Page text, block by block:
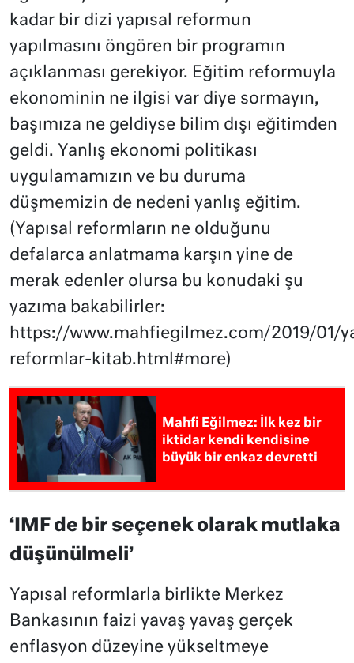
kadar bir dizi yapısal reformun
yapılmasını öngören bir programın
açıklanması gerekiyor. Eğitim reformuyla
ekonominin ne ilgisi var diye sormayın,
başımıza ne geldiyse bilim dışı eğitimden
geldi. Yanlış ekonomi politikası
uygulamamızın ve bu duruma
düşmemizin de nedeni yanlış eğitim.
(Yapısal reformların ne olduğunu
defalarca anlatmama karşın yine de
merak edenler olursa bu konudaki şu
yazıma bakabilirler:
https://www.mahfiegilmez.com/2019/01/
reformlar-kitab.html#more)
Mahfi Eğilmez: İlk kez bir
iktidar kendi kendisine
büyük bir enkaz devretti
‘IMF de bir seçenek olarak mutlaka
düşünülmeli’
Yapısal reformlarla birlikte Merkez
Bankasının faizi yavaş yavaş gerçek
enflasyon düzeyine yükseltmeye